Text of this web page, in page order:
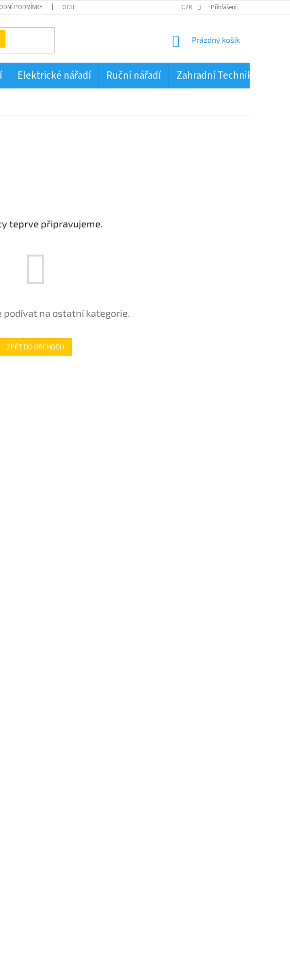
PODMÍNKY OCHRANA OSOBNÍCH ÚDAJŮ CZK Přihlášení
NÁKUPNÍ
Prázdný košík
Elektrické nářadí Ruční nářadí Zahradní Technika
teprve připravujeme.
podívat na ostatní kategorie.
ZPĚT DO OBCHODU